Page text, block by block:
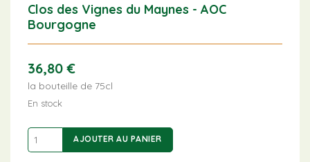
Clos des Vignes du Maynes - AOC
Bourgogne
36,80€
la bouteille de 75cl
En stock
quantité
de
AJOUTER AU PANIER